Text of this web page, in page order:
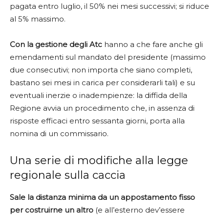
pagata entro luglio, il 50% nei mesi successivi; si riduce
al 5% massimo.
Con la gestione degli Atc hanno a che fare anche gli
emendamenti sul mandato del presidente (massimo
due consecutivi; non importa che siano completi,
bastano sei mesi in carica per considerarli tali) e su
eventuali inerzie o inadempienze: la diffida della
Regione avvia un procedimento che, in assenza di
risposte efficaci entro sessanta giorni, porta alla
nomina di un commissario.
Una serie di modifiche alla legge
regionale sulla caccia
Sale la distanza minima da un appostamento fisso
per costruirne un altro (e all’esterno dev’essere